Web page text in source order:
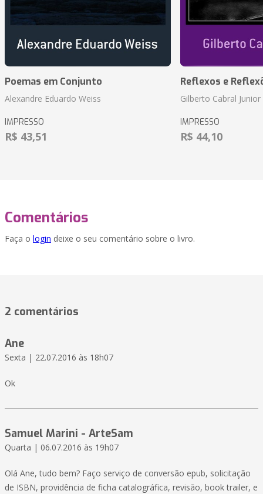
Poemas em Conjunto
Alexandre Eduardo Weiss
IMPRESSO
R$ 43,51
Reflexos e
Gilberto Cabral Junior
IMPRESSO
R$ 44,10
Comentários
Faça o login deixe o seu comentário sobre o livro.
2 comentários
Ane
Sexta | 22.07.2016 às 18h07
Ok
Samuel Marini - ArteSam
Quarta | 06.07.2016 às 19h07
Olá Ane, tudo bem? Faço serviço de conversão epub, solicitação
de ISBN, providência de ficha catalográfica, revisão, book trailer, e